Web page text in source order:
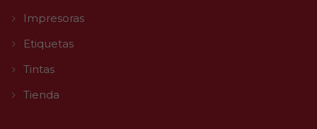
Impresoras
Etiquetas
Tintas
Tienda